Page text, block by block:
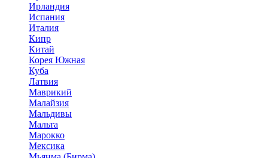
Ирландия
Испания
Италия
Кипр
Китай
Корея Южная
Куба
Латвия
Маврикий
Малайзия
Мальдивы
Мальта
Марокко
Мексика